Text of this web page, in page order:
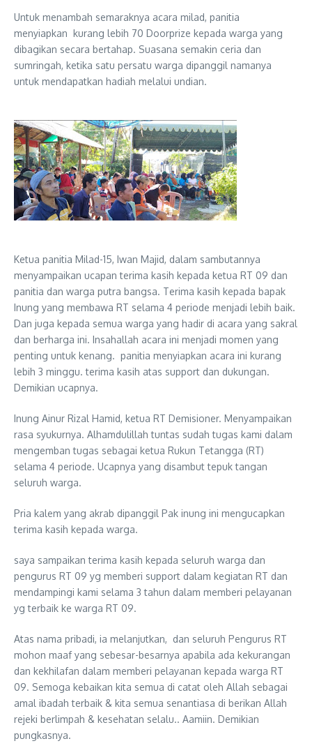
Untuk menambah semaraknya acara milad, panitia
menyiapkan kurang lebih 70 Doorprize kepada warga yang
dibagikan secara bertahap. Suasana semakin ceria dan
sumringah, ketika satu persatu warga dipanggil namanya
untuk mendapatkan hadiah melalui undian.
Ketua panitia Milad-15, Iwan Majid, dalam sambutannya
menyampaikan ucapan terima kasih kepada ketua RT 09 dan
panitia dan warga putra bangsa. Terima kasih kepada bapak
Inung yang membawa RT selama 4 periode menjadi lebih baik.
Dan juga kepada semua warga yang hadir di acara yang sakral
dan berharga ini. Insahallah acara ini menjadi momen yang
penting untuk kenang. panitia menyiapkan acara ini kurang
lebih 3 minggu. terima kasih atas support dan dukungan.
Demikian ucapnya.
Inung Ainur Rizal Hamid, ketua RT Demisioner. Menyampaikan
rasa syukurnya. Alhamdulillah tuntas sudah tugas kami dalam
mengemban tugas sebagai ketua Rukun Tetangga (RT)
selama 4 periode. Ucapnya yang disambut tepuk tangan
seluruh warga.
Pria kalem yang akrab dipanggil Pak inung ini mengucapkan
terima kasih kepada warga.
saya sampaikan terima kasih kepada seluruh warga dan
pengurus RT 09 yg memberi support dalam kegiatan RT dan
mendampingi kami selama 3 tahun dalam memberi pelayanan
yg terbaik ke warga RT 09.
Atas nama pribadi, ia melanjutkan, dan seluruh Pengurus RT
mohon maaf yang sebesar-besarnya apabila ada kekurangan
dan kekhilafan dalam memberi pelayanan kepada warga RT
09. Semoga kebaikan kita semua di catat oleh Allah sebagai
amal ibadah terbaik & kita semua senantiasa di berikan Allah
rejeki berlimpah & kesehatan selalu.. Aamiin. Demikian
pungkasnya.